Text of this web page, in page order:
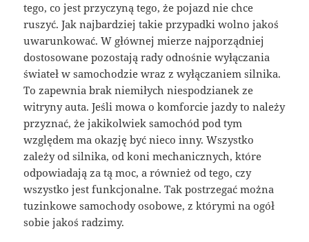
tego, co jest przyczyną tego, że pojazd nie chce
ruszyć. Jak najbardziej takie przypadki wolno jakoś
uwarunkować. W głównej mierze najporządniej
dostosowane pozostają rady odnośnie wyłączania
świateł w samochodzie wraz z wyłączaniem silnika.
To zapewnia brak niemiłych niespodzianek ze
witryny auta. Jeśli mowa o komforcie jazdy to należy
przyznać, że jakikolwiek samochód pod tym
względem ma okazję być nieco inny. Wszystko
zależy od silnika, od koni mechanicznych, które
odpowiadają za tą moc, a również od tego, czy
wszystko jest funkcjonalne. Tak postrzegać można
tuzinkowe samochody osobowe, z którymi na ogół
sobie jakoś radzimy.